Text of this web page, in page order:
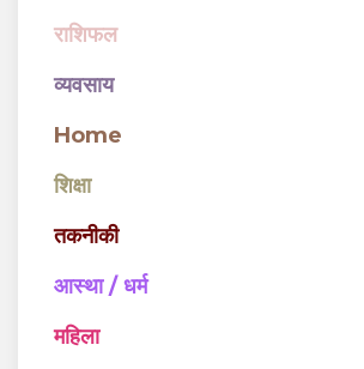
राशिफल
व्यवसाय
Home
शिक्षा
तकनीकी
आस्था / धर्म
महिला